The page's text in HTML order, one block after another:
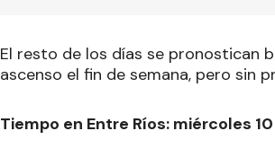
El resto de los días se pronostican
ascenso el fin de semana, pero sin
Tiempo en Entre Ríos: miércoles